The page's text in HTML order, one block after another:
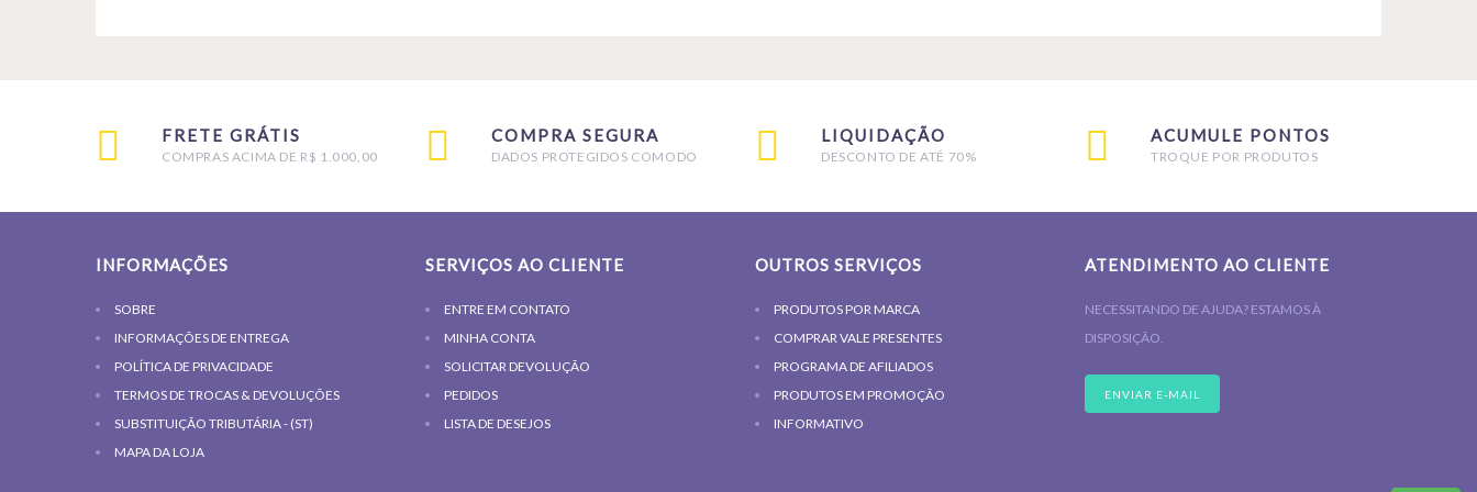
FRETE GRÁTIS
COMPRAS ACIMA DE R$ 1.000,00
COMPRA SEGURA
DADOS PROTEGIDOS COMODO
LIQUIDAÇÃO
DESCONTO DE ATÉ 70%
ACUMULE PONTOS
TROQUE POR PRODUTOS
INFORMAÇÕES
SOBRE
INFORMAÇÕES DE ENTREGA
POLÍTICA DE PRIVACIDADE
TERMOS DE TROCAS & DEVOLUÇÕES
SUBSTITUIÇÃO TRIBUTÁRIA - (ST)
MAPA DA LOJA
SERVIÇOS AO CLIENTE
ENTRE EM CONTATO
MINHA CONTA
SOLICITAR DEVOLUÇÃO
PEDIDOS
LISTA DE DESEJOS
OUTROS SERVIÇOS
PRODUTOS POR MARCA
COMPRAR VALE PRESENTES
PROGRAMA DE AFILIADOS
PRODUTOS EM PROMOÇÃO
INFORMATIVO
ATENDIMENTO AO CLIENTE
NECESSITANDO DE AJUDA? ESTAMOS À
DISPOSIÇÃO.
ENVIAR E-MAIL